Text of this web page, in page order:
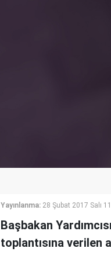
Yayınlanma: 28 Şubat 2017 Salı
Başbakan
toplantısına verilen